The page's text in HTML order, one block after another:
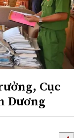
Cục
Dương